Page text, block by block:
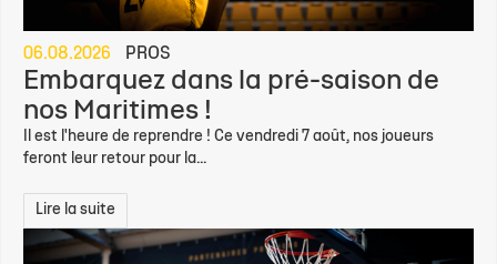
06.08.2026 PROS
Embarquez dans la pré-saison de
nos Maritimes !
Il est l'heure de reprendre ! Ce vendredi 7 août, nos joueurs
feront leur retour pour la...
Lire la suite